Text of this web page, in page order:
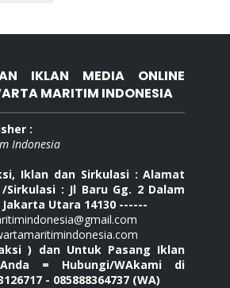
IKLAN MEDIA ONLINE
MARITIM INDONESIA
:
Indonesia
Iklan dan Sirkulasi : Alamat
Sirkulasi : Jl Baru Gg. 2 Dalam
Jakarta Utara 14130 ------
) dan Untuk Pasang Iklan
= Hubungi/WAkami di
- 085888364737 (WA)